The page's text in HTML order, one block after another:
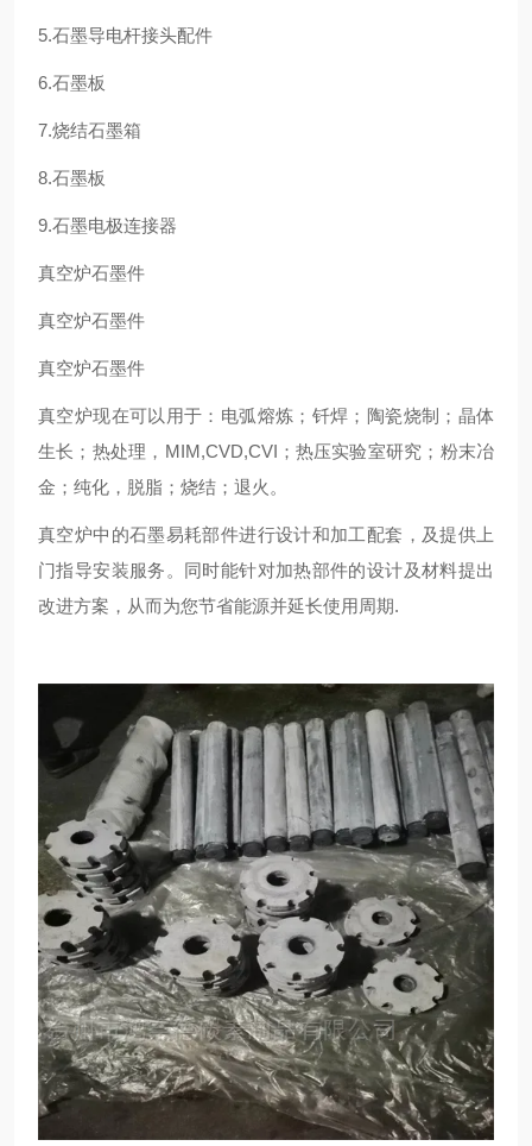
5.石墨导电杆接头配件
6.石墨板
7.烧结石墨箱
8.石墨板
9.石墨电极连接器
真空炉石墨件
真空炉石墨件
真空炉石墨件
真空炉现在可以用于：电弧熔炼；钎焊；陶瓷烧制；晶体
生长；热处理，MIM,CVD,CVI；热压实验室研究；粉末冶
金；纯化，脱脂；烧结；退火。
真空炉中的石墨易耗部件进行设计和加工配套，及提供上
门指导安装服务。同时能针对加热部件的设计及材料提出
改进方案，从而为您节省能源并延长使用周期.